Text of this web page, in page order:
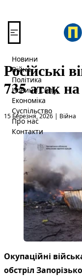
Новини
Війна
Політика
Новини Світу
Економіка
Суспільство
Про нас
Контакти
Російські
735 атак
15 Березня, 2026 |
Опубліковано вВійна
Окупаційні
обстріл